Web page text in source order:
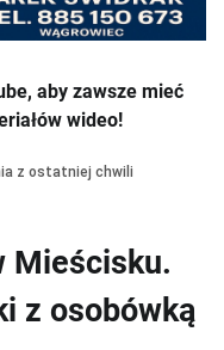
aby zawsze mieć
wideo!
Mieścisku.
z osobówką